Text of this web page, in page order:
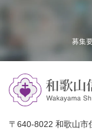
募集
〒640-8022 和歌山市